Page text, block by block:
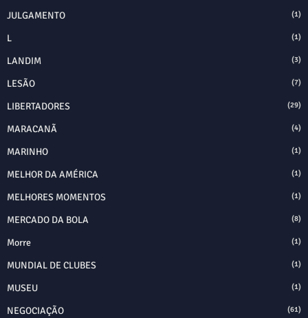
JULGAMENTO (1)
L (1)
LANDIM (3)
LESÃO (7)
LIBERTADORES (29)
MARACANÃ (4)
MARINHO (1)
MELHOR DA AMÉRICA (1)
MELHORES MOMENTOS (1)
MERCADO DA BOLA (8)
Morre (1)
MUNDIAL DE CLUBES (1)
MUSEU (1)
NEGOCIAÇÃO (61)